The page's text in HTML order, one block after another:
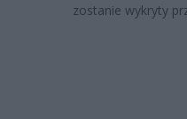
zostanie wykryty